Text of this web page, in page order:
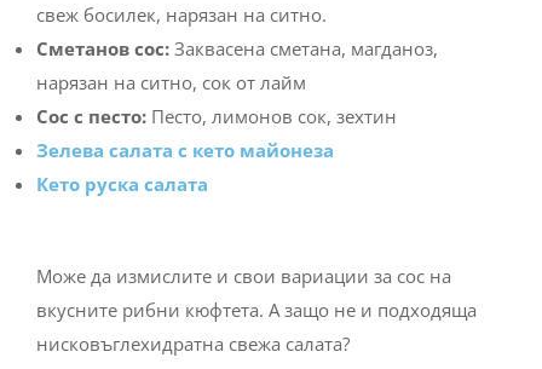
свеж босилек, нарязан на ситно.
Сметанов сос:Заквасена сметана, магданоз,
нарязан на ситно, сок от лайм
Сос с песто:Песто, лимонов сок, зехтин
Зелева салата с кето майонеза
Кето руска салата
Може да измислите и свои вариации за сос на
вкусните рибни кюфтета. А защо не и подходяща
нисковъглехидратна свежа салата?